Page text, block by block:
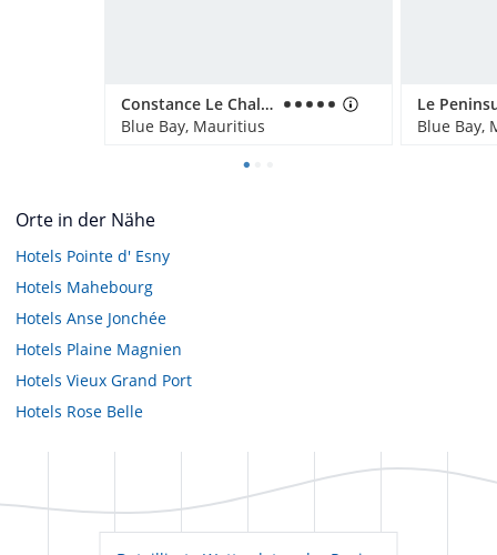
Constance Le Chaland
Blue Bay, Mauritius
Blue Bay,
Orte in der Nähe
Hotels Pointe d' Esny
Hotels Mahebourg
Hotels Anse Jonchée
Hotels Plaine Magnien
Hotels Vieux Grand Port
Hotels Rose Belle